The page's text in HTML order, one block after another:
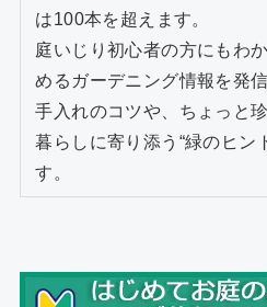
は100本を超えます。
庭いじり初心者の方にもわ
めるガーデニング情報を発
手入れのコツや、ちょっと
暮らしに寄り添う“緑のヒン
す。